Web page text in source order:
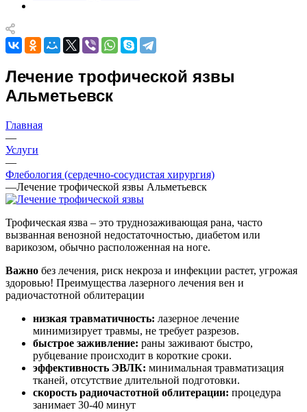
Лечение трофической язвы
Альметьевск
Главная
—
Услуги
—
Флебология (сердечно-сосудистая хирургия)
—Лечение трофической язвы Альметьевск
Трофическая язва – это труднозаживающая рана, часто
вызванная венозной недостаточностью, диабетом или
варикозом, обычно расположенная на ноге.
Важно без лечения, риск некроза и инфекции растет, угрожая
здоровью! Преимущества лазерного лечения вен и
радиочастотной облитерации
низкая травматичность: лазерное лечение
минимизирует травмы, не требует разрезов.
быстрое заживление: раны заживают быстро,
рубцевание происходит в короткие сроки.
эффективность ЭВЛК: минимальная травматизация
тканей, отсутствие длительной подготовки.
скорость радиочастотной облитерации: процедура
занимает 30-40 минут